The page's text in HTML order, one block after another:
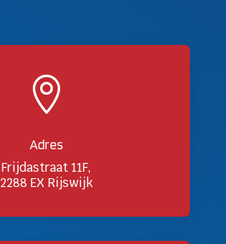

Adres
Frijdastraat 11F,
2288 EX Rijswijk